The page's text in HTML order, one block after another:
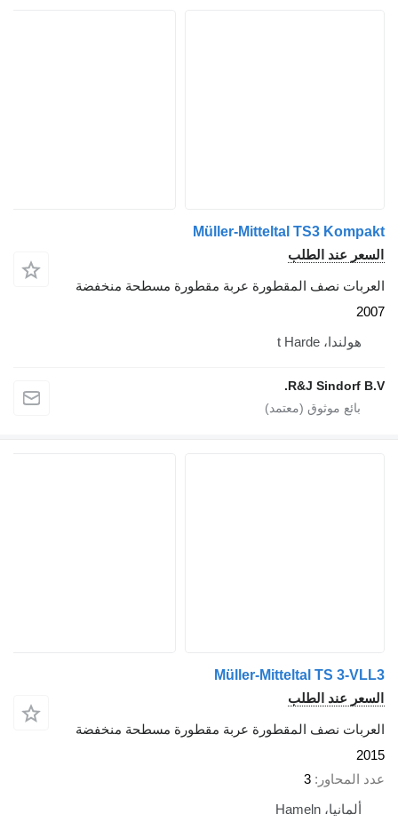
Müller-Mitteltal TS3 Kompakt
السعر عند الطلب
العربات نصف المقطورة عربة مقطورة مسطحة منخفضة
2007
هولندا، t Harde
R&J Sindorf B.V.
Müller-Mitteltal TS 3-VLL3
السعر عند الطلب
العربات نصف المقطورة عربة مقطورة مسطحة منخفضة
2015
عدد المحاور
3
ألمانيا، Hameln